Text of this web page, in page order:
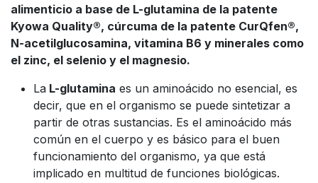
alimenticio a base de L-glutamina de la patente
Kyowa Quality®, cúrcuma de la patente CurQfen®,
N-acetilglucosamina, vitamina B6 y minerales como
el zinc, el selenio y el magnesio.
La L-glutamina es un aminoácido no esencial, es
decir, que en el organismo se puede sintetizar a
partir de otras sustancias. Es el aminoácido más
común en el cuerpo y es básico para el buen
funcionamiento del organismo, ya que está
implicado en multitud de funciones biológicas.